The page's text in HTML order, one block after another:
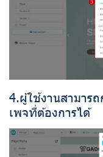
4.ผู้ใช้งานสามาร
เพจที่ต้องการได้